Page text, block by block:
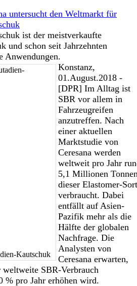
untersucht den Weltmarkt für
ist der meistverkaufte
und schon seit Jahrzehnten
Anwendungen.
Kautschuk
Konstanz,
01.August.2018 -
[DPR] Im Alltag ist
SBR vor allem in
Fahrzeugreifen
anzutreffen. Nach
einer aktuellen
Marktstudie von
Ceresana werden
weltweit pro Jahr
5,1 Millionen
dieser Elastomer-
verbraucht. Dabei
entfällt auf Asien-
Pazifik mehr als die
Hälfte der globalen
Nachfrage. Die
Analysten von
Ceresana erwarten,
weltweite SBR-Verbrauch
% pro Jahr erhöhen wird.